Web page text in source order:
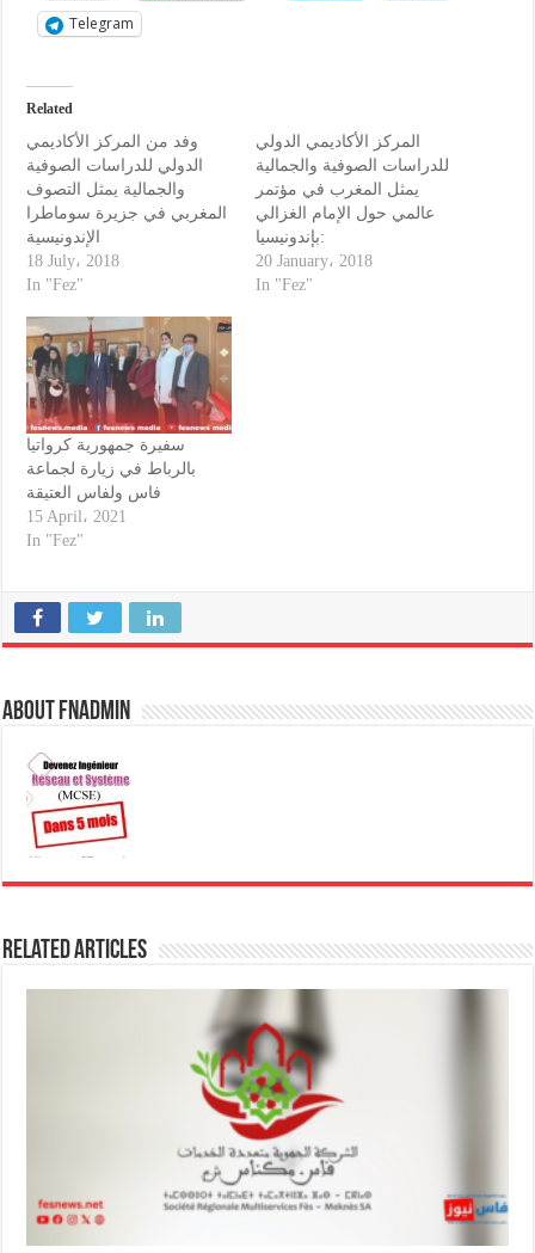
Telegram
Related
وفد من المركز الأكاديمي
الدولي للدراسات الصوفية
والجمالية يمثل التصوف
المغربي في جزيرة سوماطرا
الإندونيسية
18 July، 2018
In "Fez"
المركز الأكاديمي الدولي
للدراسات الصوفية والجمالية
يمثل المغرب في مؤتمر
عالمي حول الإمام الغزالي
بإندونيسيا:
20 January، 2018
In "Fez"
سفيرة جمهورية كرواتيا
بالرباط في زيارة لجماعة
فاس ولفاس العتيقة
15 April، 2021
In "Fez"
About fnadmin
Related Articles